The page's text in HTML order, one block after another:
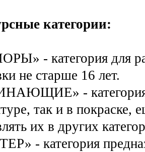
категории:
- категория для
не старше 16 лет.
- категория
так и в покраске,
их в других
- категория